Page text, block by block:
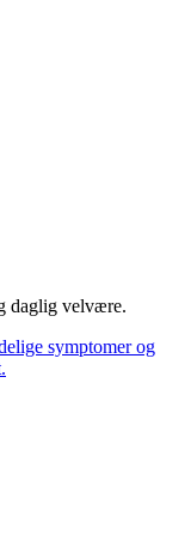
daglig velvære.
symptomer og